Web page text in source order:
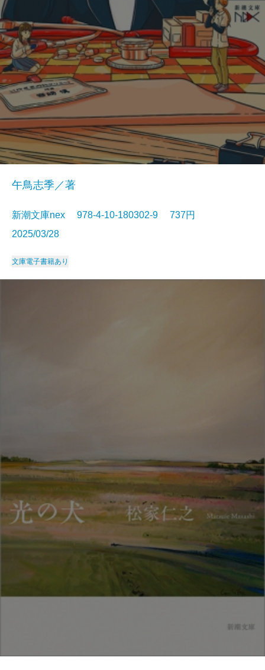
午鳥志季／著
新潮文庫nex 978-4-10-180302-9 737円
2025/03/28
文庫電子書籍あり